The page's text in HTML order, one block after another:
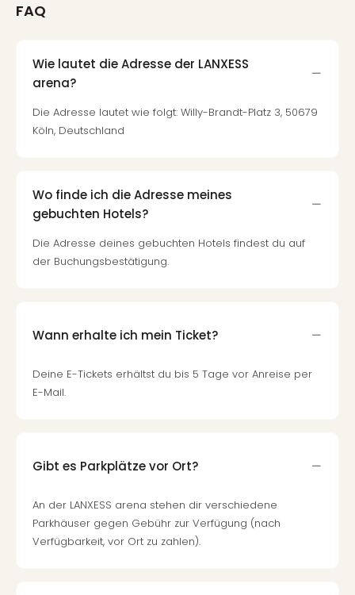
FAQ
Wie lautet die Adresse der LANXESS
arena?
Die Adresse lautet wie folgt: Willy-Brandt-Platz 3, 50679
Köln, Deutschland
Wo finde ich die Adresse meines
gebuchten Hotels?
Die Adresse deines gebuchten Hotels findest du auf
der Buchungsbestätigung.
Wann erhalte ich mein Ticket?
Deine E-Tickets erhältst du bis 5 Tage vor Anreise per
E-Mail.
Gibt es Parkplätze vor Ort?
An der LANXESS arena stehen dir verschiedene
Parkhäuser gegen Gebühr zur Verfügung (nach
Verfügbarkeit, vor Ort zu zahlen).